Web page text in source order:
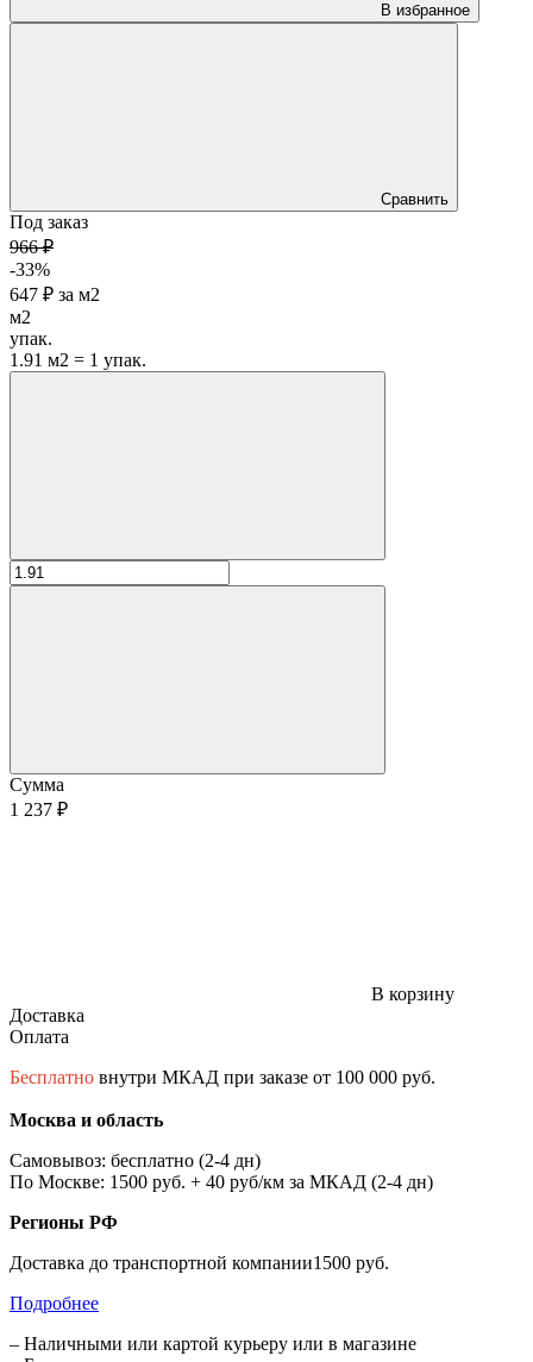
В избранное
Сравнить
Под заказ
966 ₽
-33%
647 ₽ за м2
м2
упак.
1.91 м2 = 1 упак.
Сумма
1 237 ₽
В корзину
Доставка
Оплата
Бесплатно внутри МКАД при заказе от 100 000 руб.
Москва и область
Самовывоз: бесплатно (2-4 дн)
По Москве: 1500 руб. + 40 руб/км за МКАД (2-4 дн)
Регионы РФ
Доставка до транспортной компании1500 руб.
Подробнее
– Наличными или картой курьеру или в магазине